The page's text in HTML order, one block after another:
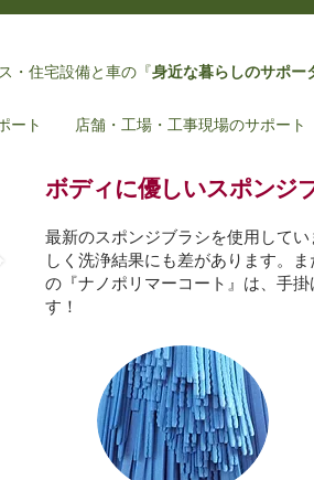
・住宅設備と車の『身近な暮らしのサポー
ート 店舗・工場・工事現場のサポート
ボディに優しいスポンジ
最新のスポンジブラシを使用して
しく洗浄結果にも差があります。
の『ナノポリマーコート』は、手
す！